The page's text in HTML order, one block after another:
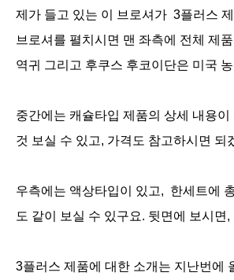
제가 들고 있는 이 브로셔가 3플러스
브로셔를 펼치시면 맨 좌측에 전체 제
역귀 그리고 후쿠스 후코이단은 미국
중간에는 캐슐타입 제품의 상세 내용
것 보실 수 있고, 가격도 참고하시면 되
우측에는 액상타입이 있고, 한세트에
도 같이 보실 수 있구요. 뒷면에 보시면
3플러스 제품에 대한 소개는 지난번에